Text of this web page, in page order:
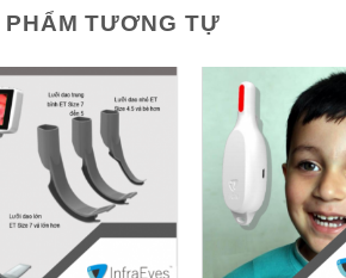
PHẨM TƯƠNG TỰ